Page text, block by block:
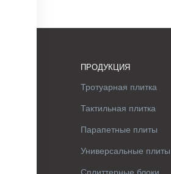
ПРОДУКЦИЯ
Тротуарная плитка
Тактильная плитка
Парапетные плиты
Универсальные плиты